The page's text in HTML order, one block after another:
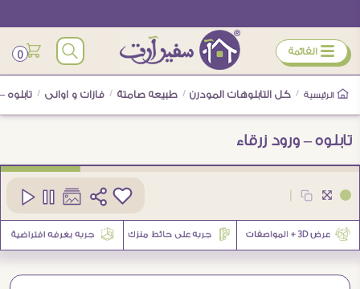
ÿ القائمة 0
الرئيسية / كل التابلوهات المودرن / طبيعه صامتة / فازات و اوانى / تابلوه
تابلوه – ورود زرقاء